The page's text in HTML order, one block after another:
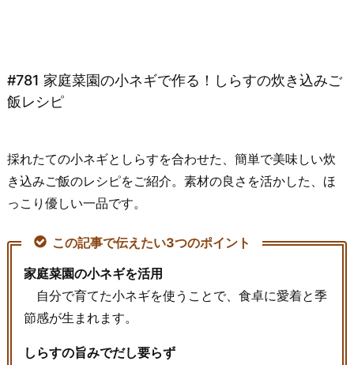
#781 家庭菜園の小ネギで作る！しらすの炊き込みご
飯レシピ
採れたての小ネギとしらすを合わせた、簡単で美味しい炊
き込みご飯のレシピをご紹介。素材の良さを活かした、ほ
っこり優しい一品です。
この記事で伝えたい3つのポイント
家庭菜園の小ネギを活用
自分で育てた小ネギを使うことで、食卓に愛着と季
節感が生まれます。
しらすの旨みでだし要らず